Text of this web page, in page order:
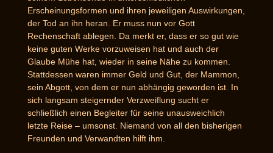
Erscheinungsformen und ihren jeweiligen Auswirkungen,
der Tod an ihn heran. Er muss nun vor Gott
Rechenschaft ablegen. Da merkt er, dass er so gut wie
keine guten Werke vorzuweisen hat und auch der
Glaube Mühe hat, wieder in seine Nähe zu kommen.
Stattdessen waren immer Geld und Gut, der Mammon,
sein Abgott, von dem er nun abhängig geworden ist. In
sich langsam steigernder Verzweiflung sucht er
schließlich einen Begleiter für seine unausweichlich
letzte Reise – umsonst. Niemand von all den bisherigen
Freunden und Verwandten hilft ihm.